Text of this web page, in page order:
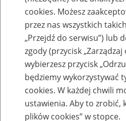
Szkolenia
Zaproś ZUS do siebie -
eZUS w siedzibie
cookies. Możesz
przez nas wszystkich
„Przejdź do serwisu”) lub
zgody (przycisk „Zarządzaj
wybierzesz przycisk
będziemy wykorzystywać
cookies. W każdej chwili
ustawienia. Aby to zrobić,
plików cookies” w stopce.